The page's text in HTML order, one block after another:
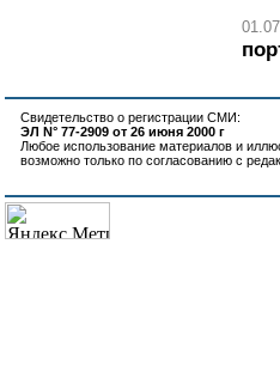
Свидетельство о регистрации СМИ:
ЭЛ N° 77-2909 от 26 июня 2000 г
Любое использование материалов и
возможно только по согласованию с